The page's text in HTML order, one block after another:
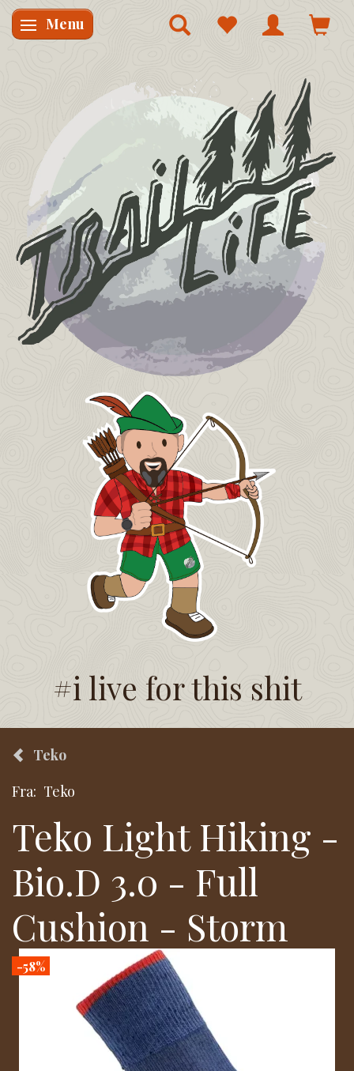
Skifte navigation
Menu
#i live for this shit
Teko
Fra: Teko
Teko Light Hiking -
Bio.D 3.0 - Full
Cushion - Storm
-58%